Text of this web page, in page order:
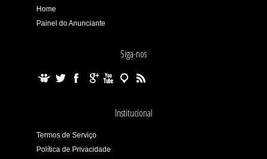
Home
Painel do Anunciante
Siga-nos
Institucional
Termos de Serviço
Política de Privacidade